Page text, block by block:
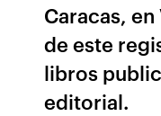
Caracas,
de este
libros
editorial.